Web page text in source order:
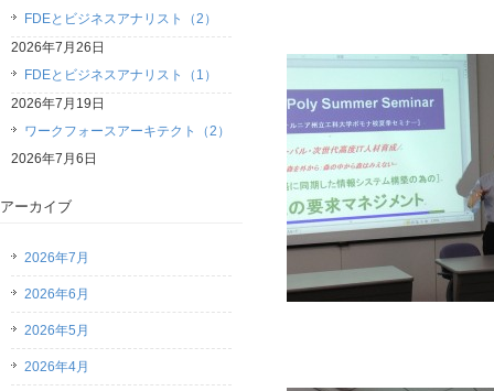
FDEとビジネスアナリスト（2）
2026年7月26日
FDEとビジネスアナリスト（1）
2026年7月19日
ワークフォースアーキテクト（2）
2026年7月6日
アーカイブ
2026年7月
2026年6月
2026年5月
2026年4月